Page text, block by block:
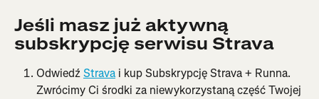
Jeśli masz już aktywną
subskrypcję serwisu Strava
Odwiedź Strava i kup Subskrypcję Strava + Runna.
Zwrócimy Ci środki za niewykorzystaną część Twojej